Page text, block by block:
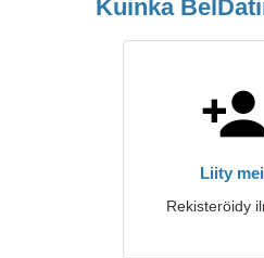
Kuinka
Liity
Rekisteröidy